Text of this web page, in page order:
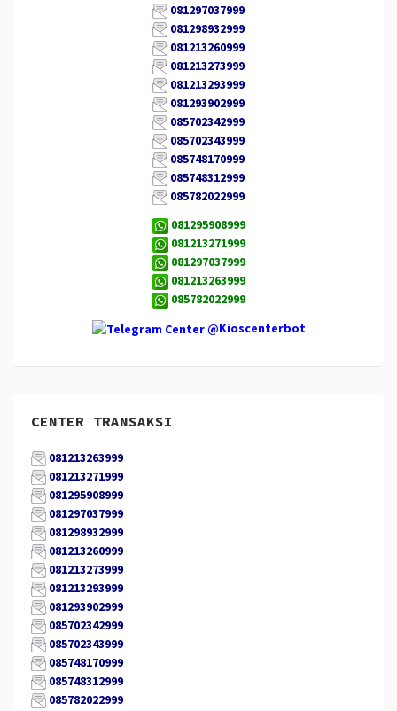
081297037999
081298932999
081213260999
081213273999
081213293999
081293902999
085702342999
085702343999
085748170999
085748312999
085782022999
081295908999
081213271999
081297037999
081213263999
085782022999
@Kioscenterbot
CENTER TRANSAKSI
081213263999
081213271999
081295908999
081297037999
081298932999
081213260999
081213273999
081213293999
081293902999
085702342999
085702343999
085748170999
085748312999
085782022999